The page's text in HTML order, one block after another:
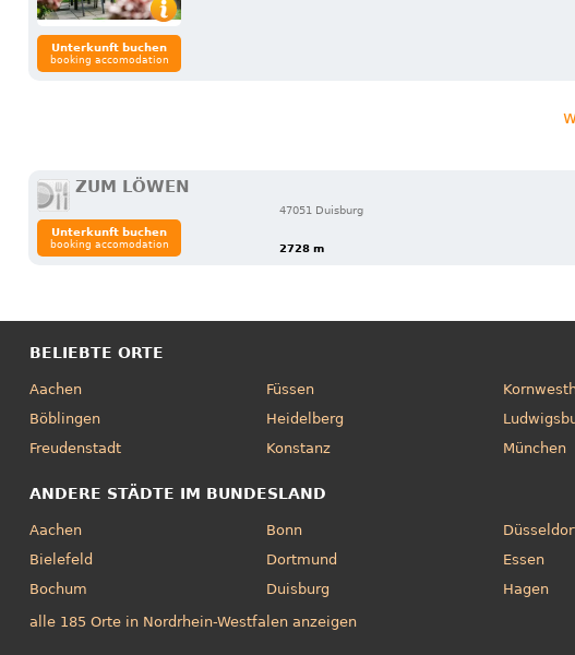
Unterkunft buchen
booking accomodation
ZUM LÖWEN
47051 Duisburg
2728 m
Unterkunft buchen
booking accomodation
BELIEBTE ORTE
Aachen
Böblingen
Freudenstadt
Füssen
Heidelberg
Konstanz
München
ANDERE STÄDTE IM BUNDESLAND
Aachen
Bielefeld
Bochum
Bonn
Dortmund
Duisburg
Essen
Hagen
alle 185 Orte in Nordrhein-Westfalen anzeigen